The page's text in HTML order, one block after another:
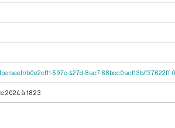
b0e2cf11-597c-427d-8ac7-68bcc0acf13b/
2024 à 18:23